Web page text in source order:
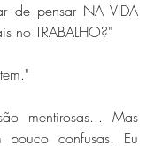
de pensar NA VIDA
no TRABALHO?"
mentirosas... Mas
pouco confusas. Eu